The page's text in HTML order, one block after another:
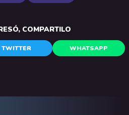
COMPARTILO
TWITTER WHATSAPP